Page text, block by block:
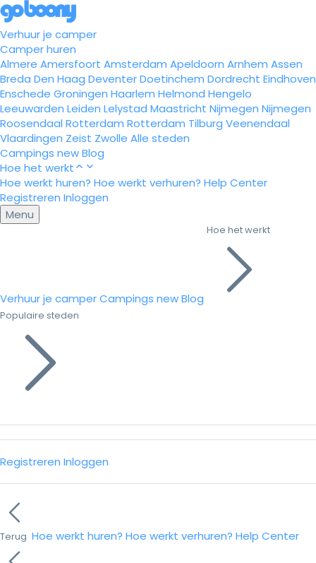
Verhuur je camper
Camper huren
Almere Amersfoort Amsterdam Apeldoorn Arnhem Assen
Breda Den Haag DeventerDoetinchem Dordrecht Eindhoven
Enschede Groningen Haarlem Helmond Hengelo
Leeuwarden Leiden Lelystad Maastricht Nijmegen Nijmegen
Roosendaal Rotterdam Rotterdam Tilburg Veenendaal
Vlaardingen Zeist Zwolle Alle steden
Campings newBlog
Hoe het werkt
Hoe werkt huren? Hoe werkt verhuren? Help Center
Registreren Inloggen
Menu
Verhuur je camperCampings newBlog
Hoe het werkt
Populaire steden
Registreren Inloggen
Terug Hoe werkt huren? Hoe werkt verhuren? Help Center